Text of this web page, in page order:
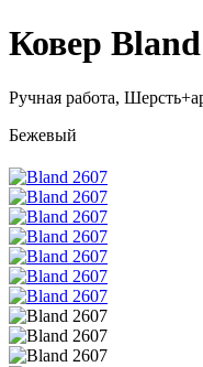
Ковер
Ручная работа,
Бежевый